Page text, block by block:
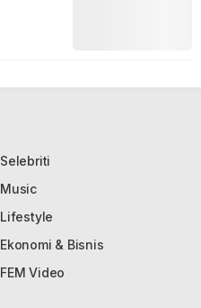
Selebriti
Music
Lifestyle
Ekonomi & Bisnis
FEM Video